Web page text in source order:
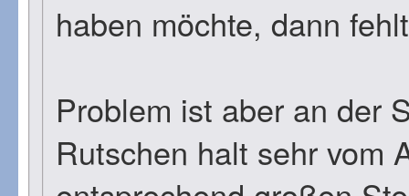
haben möchte, dann
Problem ist aber an der
Rutschen halt sehr vom